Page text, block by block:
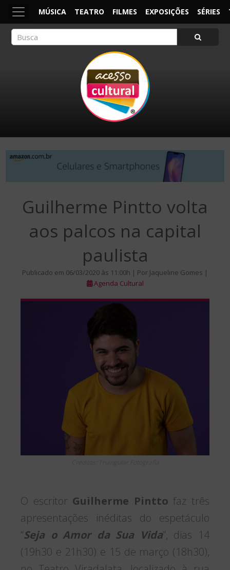
MÚSICA TEATRO FILMES EXPOSIÇÕES SÉRIES
Guilherme Pintto volta
aos palcos na capital
paulista
Publicado em 06/03/2020 às 11:00h | Por Jaqueline Gomes |
Agenda Cultural
O escritor Guilherme Pintto faz três
apresentações inéditas do espetáculo
“Seja o Amor da Sua Vida”, dias 14
(19h30 e 21h30) e 15 de março (18h30),